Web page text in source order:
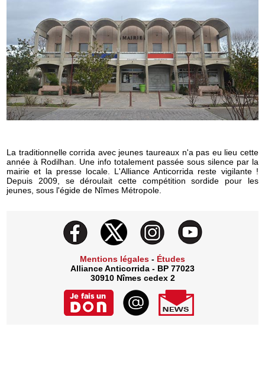
La traditionnelle corrida avec jeunes taureaux n'a pas eu lieu cette
année à Rodilhan. Une info totalement passée sous silence par la
mairie et la presse locale. L'Alliance Anticorrida reste vigilante !
Depuis 2009, se déroulait cette compétition sordide pour les
jeunes, sous l'égide de Nîmes Métropole.
Mentions légales - Études
Alliance Anticorrida - BP 77023
30910 Nîmes cedex 2